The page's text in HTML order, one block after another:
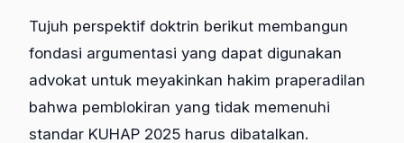
Tujuh perspektif doktrin berikut membangun
fondasi argumentasi yang dapat digunakan
advokat untuk meyakinkan hakim praperadilan
bahwa pemblokiran yang tidak memenuhi
standar KUHAP 2025 harus dibatalkan.